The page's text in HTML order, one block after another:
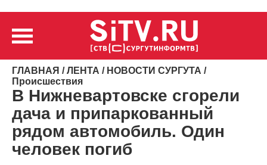
ГЛАВНАЯ /ЛЕНТА / НОВОСТИ СУРГУТА /
Происшествия
В Нижневартовске сгорели
дача и припаркованный
рядом автомобиль. Один
человек погиб